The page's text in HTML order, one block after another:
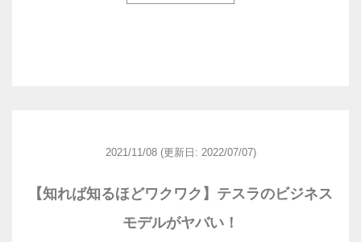
2021/11/08 (更新日: 2022/07/07)
【知れば知るほどワクワク】テスラのビジネス
モデルがヤバい！